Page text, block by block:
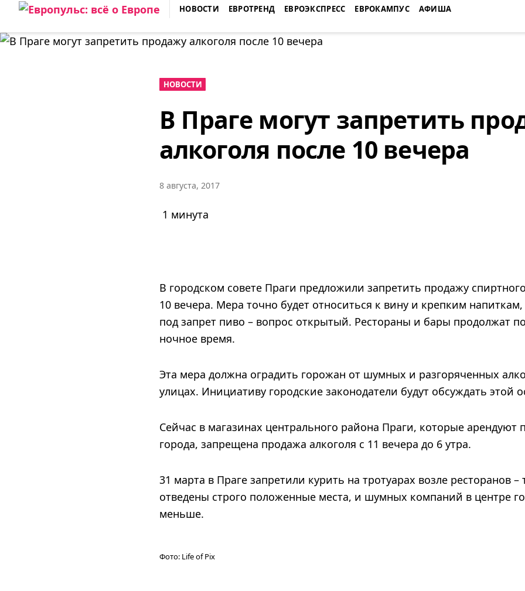
Skip
content
ЕВРОПУЛЬС: ВСЁ О ЕВРОПЕ
НОВОСТИ ЕВРОТРЕНД ЕВРОЭКСПРЕСС ЕВРОКАМПУС АФИША
НОВОСТИ
В Праге могут запретить
алкоголя после 10 вечера
8 августа, 2017
1 минута
В городском совете Праги предложили запретить продажу
10 вечера. Мера точно будет относиться к вину и крепким напиткам,
под запрет пиво – вопрос открытый. Рестораны и бары продолжат
ночное время.
Эта мера должна оградить горожан от шумных и разгоряченных
улицах. Инициативу городские законодатели будут обсуждать этой
Сейчас в магазинах центрального района Праги, которые арендуют
города, запрещена продажа алкоголя с 11 вечера до 6 утра.
31 марта в Праге запретили курить на тротуарах возле ресторанов –
отведены строго положенные места, и шумных компаний в центре
меньше.
Фото: Life of Pix